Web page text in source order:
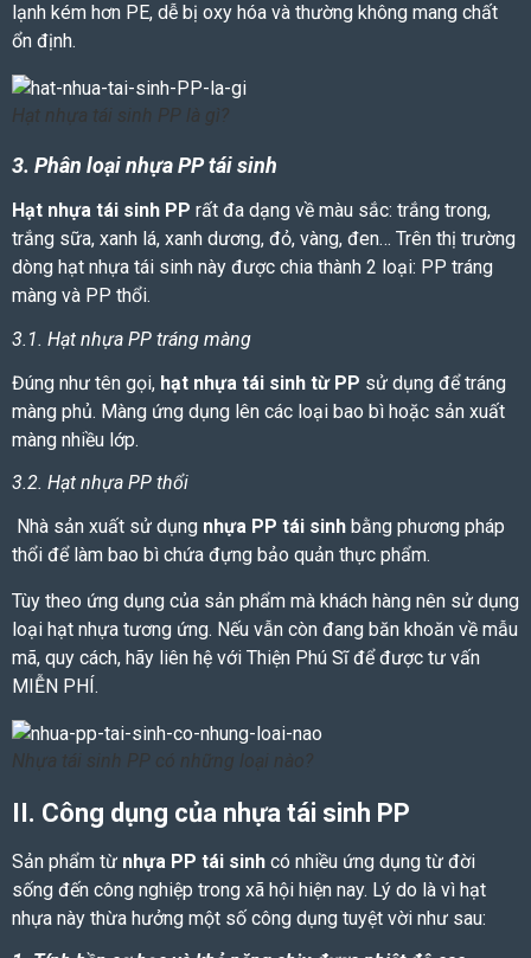
lạnh kém hơn PE, dễ bị oxy hóa và thường không mang chất
ổn định.
Hạt nhựa tái sinh PP là gì?
3. Phân loại nhựa PP tái sinh
Hạt nhựa tái sinh PP rất đa dạng về màu sắc: trắng trong,
trắng sữa, xanh lá, xanh dương, đỏ, vàng, đen… Trên thị trường
dòng hạt nhựa tái sinh này được chia thành 2 loại: PP tráng
màng và PP thổi.
3.1. Hạt nhựa PP tráng màng
Đúng như tên gọi, hạt nhựa tái sinh từ PP sử dụng để tráng
màng phủ. Màng ứng dụng lên các loại bao bì hoặc sản xuất
màng nhiều lớp.
3.2. Hạt nhựa PP thổi
Nhà sản xuất sử dụng nhựa PP tái sinh bằng phương pháp
thổi để làm bao bì chứa đựng bảo quản thực phẩm.
Tùy theo ứng dụng của sản phẩm mà khách hàng nên sử dụng
loại hạt nhựa tương ứng. Nếu vẫn còn đang băn khoăn về mẫu
mã, quy cách, hãy liên hệ với Thiện Phú Sĩ để được tư vấn
MIỄN PHÍ.
Nhựa tái sinh PP có những loại nào?
II. Công dụng của nhựa tái sinh PP
Sản phẩm từ nhựa PP tái sinh có nhiều ứng dụng từ đời
sống đến công nghiệp trong xã hội hiện nay. Lý do là vì hạt
nhựa này thừa hưởng một số công dụng tuyệt vời như sau: